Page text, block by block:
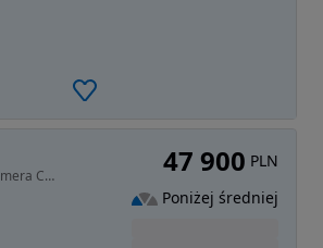
1968 cm3 • 150 KM • 2.0 TDI 150KM *Niski Przebieg * z Niemiec* Manual* Kamera Cofania* 47 900 PLN
Poniżej średniej